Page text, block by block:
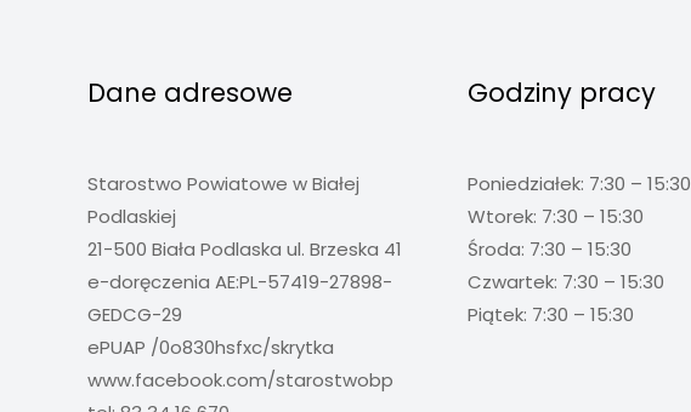
Dane adresowe
Starostwo Powiatowe w Białej
Podlaskiej
21-500 Biała Podlaska ul. Brzeska 41
e-doręczenia AE:PL-57419-27898-
GEDCG-29
ePUAP /0o830hsfxc/skrytka
www.facebook.com/starostwobp
Godziny pracy
Poniedziałek: 7:30 – 15:30
Wtorek: 7:30 – 15:30
Środa: 7:30 – 15:30
Czwartek: 7:30 – 15:30
Piątek: 7:30 – 15:30